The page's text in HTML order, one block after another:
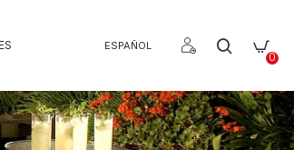
ESPAÑOL
0